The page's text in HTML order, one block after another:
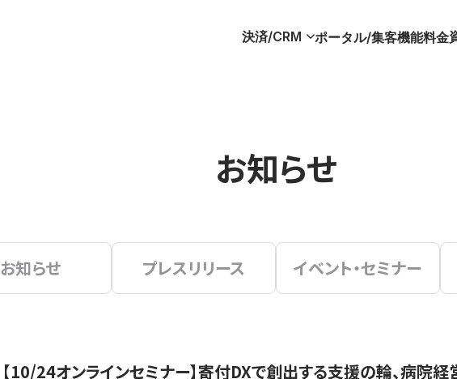
決済/CRM ポータル/集客機能料金
お知らせ
お知らせ プレスリリース イベント・セミナー
【10/24オンラインセミナー】寄付DXで創出する支援の輪、病院